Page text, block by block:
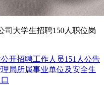
司大学生招聘150人职位岗
开招聘工作人员151人公告
局所属事业单位及安全生